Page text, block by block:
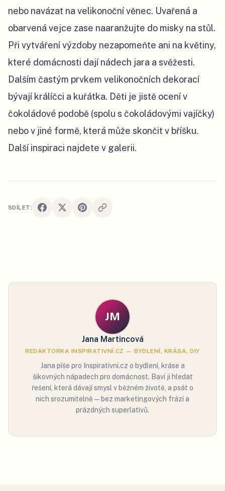
nebo navázat na velikonoční věnec. Uvařená a
obarvená vejce zase naaranžujte do misky na stůl.
Při vytváření výzdoby nezapomeňte ani na květiny,
které domácnosti dají nádech jara a svěžesti.
Dalším častým prvkem velikonočních dekorací
bývají králíčci a kuřátka. Děti je jistě ocení v
čokoládové podobě (spolu s čokoládovými vajíčky)
nebo v jiné formě, která může skončit v bříšku.
Další inspiraci najdete v galerii.
SDÍLET:
JM
Jana Martincová
REDAKTORKA INSPIRATIVNÍ.CZ — BYDLENÍ, KRÁSA, DIY
Jana píše pro Inspirativní.cz o bydlení, kráse a
šikovných nápadech pro domácnost. Baví ji hledat
řešení, která dávají smysl v běžném životě, a psát o
nich srozumitelně — bez marketingových frází a
prázdných superlativů.